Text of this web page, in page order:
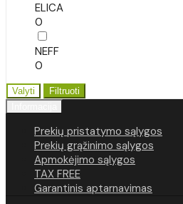
ELICA
0
NEFF
0
Valyti
Filtruoti
Prekių pristatymo sąlygos
Prekių grąžinimo sąlygos
Apmokėjimo sąlygos
TAX FREE
Garantinis aptarnavimas